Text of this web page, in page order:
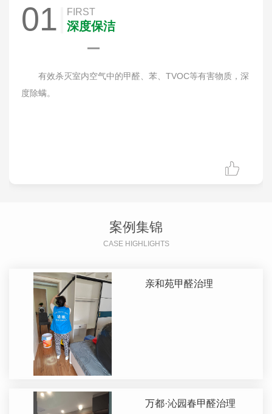
01 FIRST
深度保洁
有效杀灭室内空气中的甲醛、苯、TVOC等有害物质，深
度除螨。
案例集锦
CASE HIGHLIGHTS
亲和苑甲醛治理
万都·沁园春甲醛治理